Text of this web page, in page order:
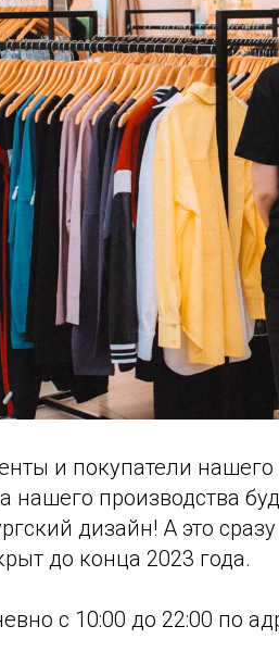
и покупатели
нашего производства
дизайн! А это
до конца 2023 года.
с 10:00 до 22:00 по